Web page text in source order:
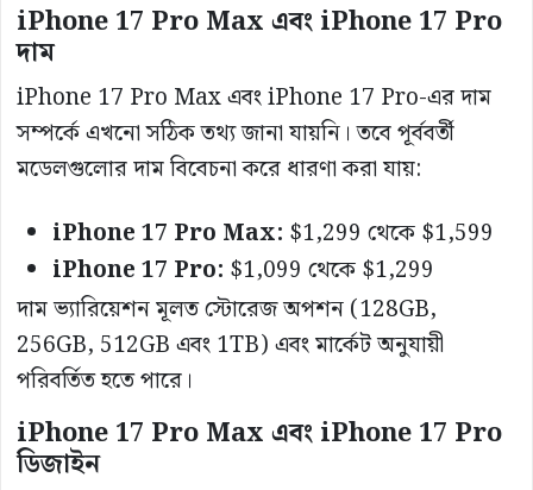
iPhone 17 Pro Max এবং iPhone 17 Pro
দাম
iPhone 17 Pro Max এবং iPhone 17 Pro-এর দাম
সম্পর্কে এখনো সঠিক তথ্য জানা যায়নি। তবে পূর্ববর্তী
মডেলগুলোর দাম বিবেচনা করে ধারণা করা যায়:
iPhone 17 Pro Max: $1,299 থেকে $1,599
iPhone 17 Pro: $1,099 থেকে $1,299
দাম ভ্যারিয়েশন মূলত স্টোরেজ অপশন (128GB,
256GB, 512GB এবং 1TB) এবং মার্কেট অনুযায়ী
পরিবর্তিত হতে পারে।
iPhone 17 Pro Max এবং iPhone 17 Pro
ডিজাইন